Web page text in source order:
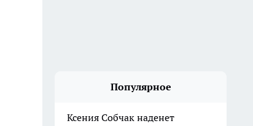
Популярное
Ксения Собчак наденет